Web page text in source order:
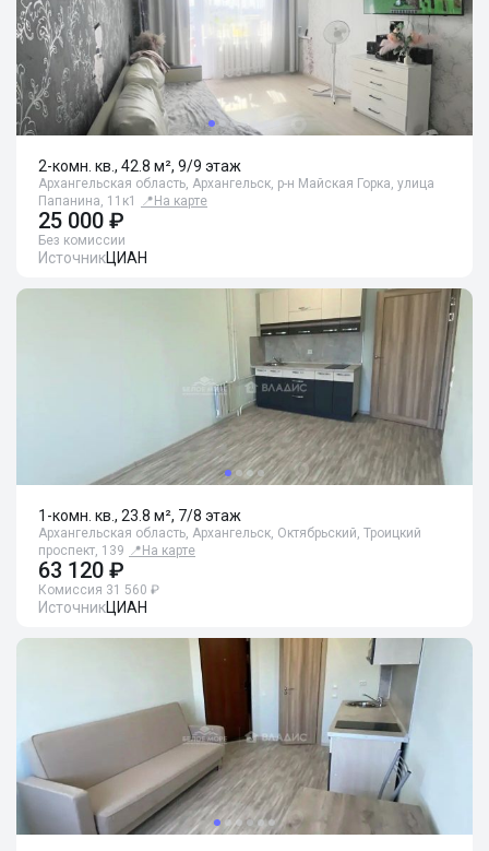
2-комн. кв., 42.8 м², 9/9 этаж
Архангельская область, Архангельск, р-н Майская Горка, улица
Папанина, 11к1
📍 На карте
25 000 ₽
Без комиссии
ИсточникЦИАН
1-комн. кв., 23.8 м², 7/8 этаж
Архангельская область, Архангельск, Октябрьский, Троицкий
проспект, 139 📍 На карте
63 120 ₽
Комиссия 31 560 ₽
ИсточникЦИАН